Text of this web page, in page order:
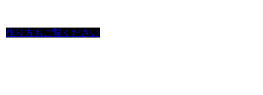
作り方もご覧ください